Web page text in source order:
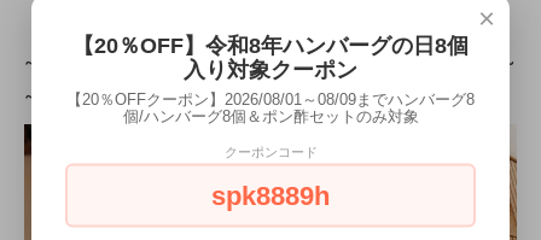
~~~~~~~~~~~~~~~~~~~~~~~~~~~~~~~~~~~~~
~~~~~~~~
×
【20％OFF】令和8年ハンバーグの日8個
入り対象クーポン
【20％OFFクーポン】2026/08/01～08/09までハンバーグ8
個/ハンバーグ8個＆ポン酢セットのみ対象
クーポンコード
spk8889h